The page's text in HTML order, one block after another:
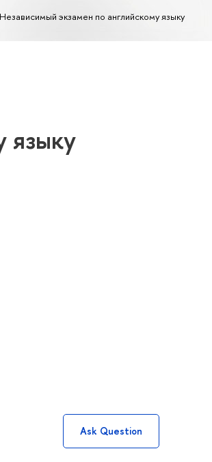
Независимый экзамен по английскому языку
языку
Ask Question